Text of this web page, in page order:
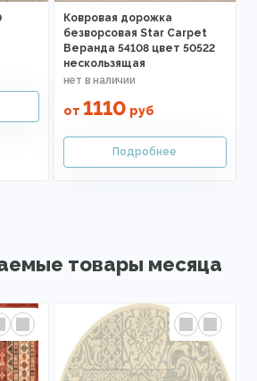
Ковровая дорожка
безворсовая Star Carpet
Веранда 54108 цвет 50522
нескользящая
от 1110 руб
товары месяца